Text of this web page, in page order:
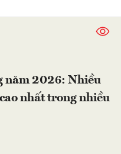
năm 2026: Nhiều
nhất trong nhiều